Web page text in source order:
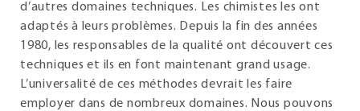
d’autres domaines techniques. Les chimistes les ont
adaptés à leurs problèmes. Depuis la fin des années
1980, les responsables de la qualité ont découvert ces
techniques et ils en font maintenant grand usage.
L’universalité de ces méthodes devrait les faire
employer dans de nombreux domaines. Nous pouvons